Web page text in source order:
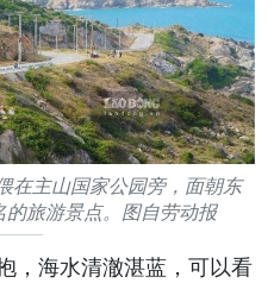
在主山国家公园旁，面朝东
旅游景点。图自劳动报
，海水清澈湛蓝，可以看